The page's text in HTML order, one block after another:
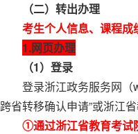
（二）转出办理
考生个人信息、课程
1.网页办理
（1）登录
登录浙江政务服务网（
跨省转移确认申请”或浙江
①通过浙江省教育考试